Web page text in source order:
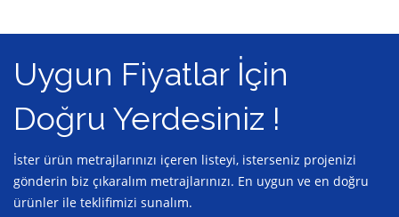
Uygun Fiyatlar İçin
Doğru Yerdesiniz !
İster ürün metrajlarınızı içeren listeyi, isterseniz projenizi
gönderin biz çıkaralım metrajlarınızı. En uygun ve en doğru
ürünler ile teklifimizi sunalım.